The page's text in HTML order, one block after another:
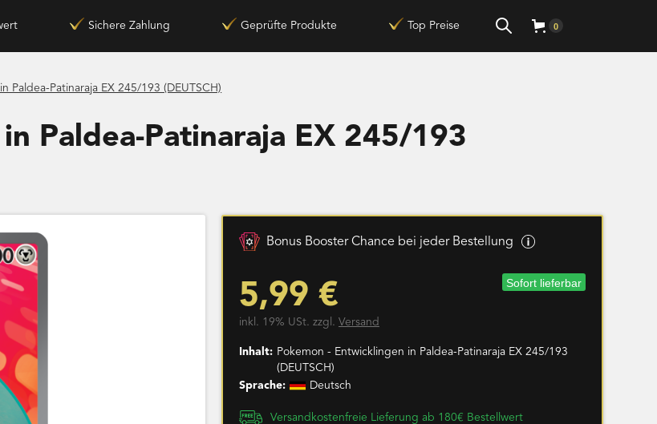
Sichere Zahlung Geprüfte Produkte Top Preise 0
Paldea-Patinaraja EX 245/193 (DEUTSCH)
Paldea-Patinaraja EX 245/193
Bonus Booster Chance bei jeder Bestellung
5,99 € Sofort lieferbar
inkl. 19% USt. zzgl. Versand
Inhalt: Pokemon - Entwicklingen in Paldea-Patinaraja EX 245/193
(DEUTSCH)
Sprache:
Deutsch
Versandkostenfreie Lieferung ab 180€ Bestellwert